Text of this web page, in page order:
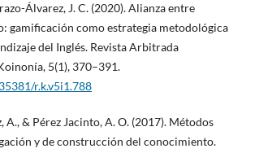
Álvarez, J. C. (2020). Alianza entre
gamificación como estrategia metodológica
del Inglés. Revista Arbitrada
5(1), 370–391.
r.k.v5i1.788
A., & Pérez Jacinto, A. O. (2017). Métodos
y de construcción del conocimiento.